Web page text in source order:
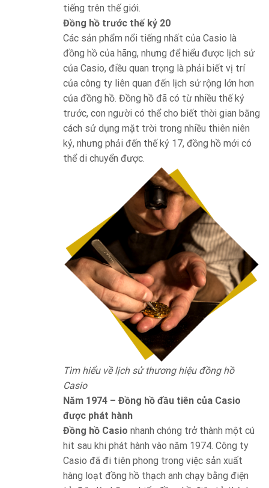
tiếng trên thế giới.
Đồng hồ trước thế kỷ 20
Các sản phẩm nổi tiếng nhất của Casio là
đồng hồ của hãng, nhưng để hiểu được lịch sử
của Casio, điều quan trọng là phải biết vị trí
của công ty liên quan đến lịch sử rộng lớn hơn
của đồng hồ. Đồng hồ đã có từ nhiều thế kỷ
trước, con người có thể cho biết thời gian bằng
cách sử dụng mặt trời trong nhiều thiên niên
kỷ, nhưng phải đến thế kỷ 17, đồng hồ mới có
thể di chuyển được.
Tìm hiểu về lịch sử thương hiệu đồng hồ
Casio
Năm 1974 – Đồng hồ đầu tiên của Casio
được phát hành
Đồng hồ Casio nhanh chóng trở thành một cú
hit sau khi phát hành vào năm 1974. Công ty
Casio đã đi tiên phong trong việc sản xuất
hàng loạt đồng hồ thạch anh chạy bằng điện